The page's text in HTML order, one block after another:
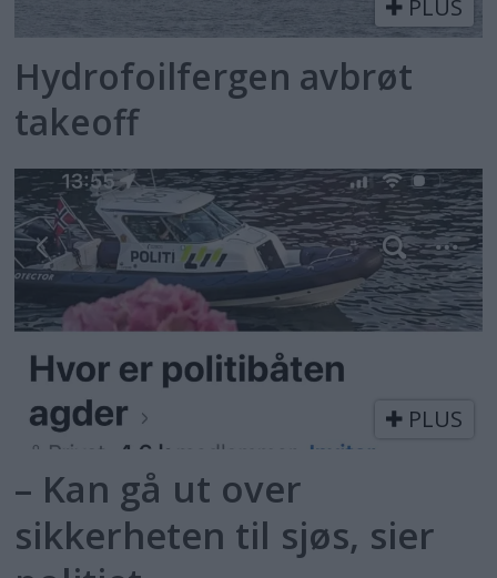
PLUS
Hydrofoilfergen avbrøt
takeoff
PLUS
– Kan gå ut over
sikkerheten til sjøs, sier